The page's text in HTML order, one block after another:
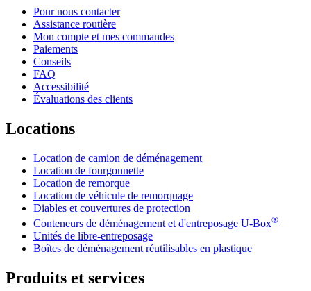
Pour nous contacter
Assistance routière
Mon compte et mes commandes
Paiements
Conseils
FAQ
Accessibilité
Évaluations des clients
Locations
Location de camion de déménagement
Location de fourgonnette
Location de remorque
Location de véhicule de remorquage
Diables et couvertures de protection
Conteneurs de déménagement et d'entreposage U-Box®
Unités de libre-entreposage
Boîtes de déménagement réutilisables en plastique
Produits et services